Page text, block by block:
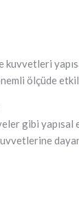
kuvvetleri
ölçüde
gibi yapısal